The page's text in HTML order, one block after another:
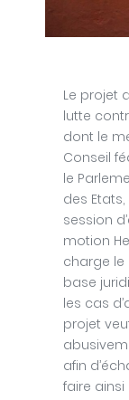
Le projet
lutte
dont le
Conseil
le
des
session
motion
charge le
base
les cas
projet
afin
faire